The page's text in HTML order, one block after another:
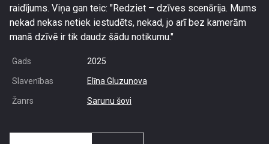
raidījums. Viņa gan teic: "Redziet – dzīves scenārija. Mums
nekad nekas netiek iestudēts, nekad, jo arī bez kamerām
manā dzīvē ir tik daudz šādu notikumu."
Gads 2025
Slavenības Elīna Gluzunova
Žanrs Sarunu šovi